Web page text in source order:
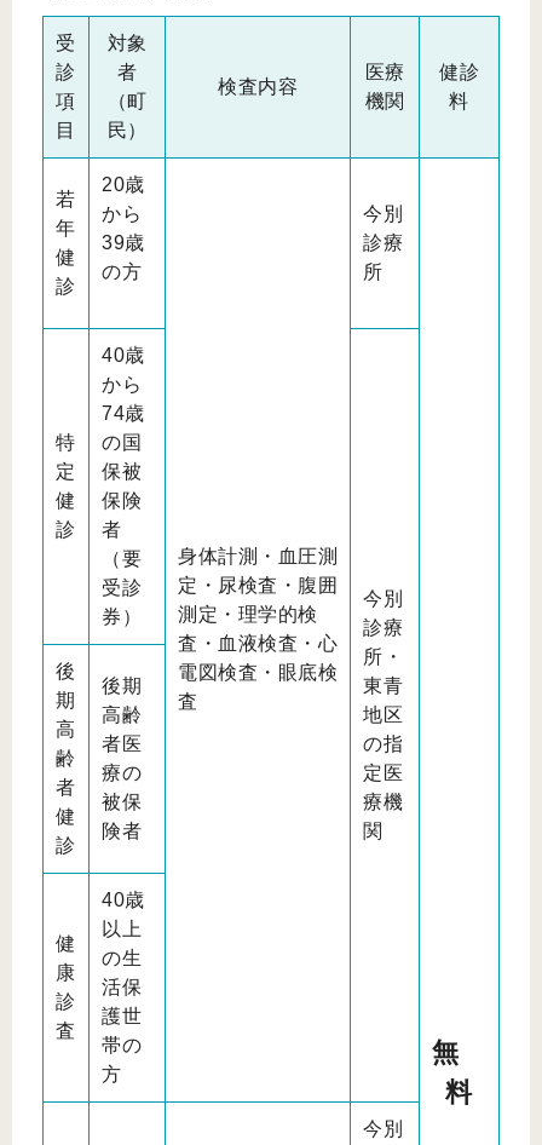
受
診
項
目
対象
者
（町
民）
検査内容
医療
機関
健診
料
若
年
健
診
20歳
から
39歳
の方
身体計測・血圧測
定・尿検査・腹囲
測定・理学的検
査・血液検査・心
電図検査・眼底検
査
今別
診療
所
無
料
特
定
健
診
40歳
から
74歳
の国
保被
保険
者
（要
受診
券）
今別
診療
所・
東青
地区
の指
定医
療機
関
後
期
高
齢
者
健
診
後期
高齢
者医
療の
被保
険者
健
康
診
査
40歳
以上
の生
活保
護世
帯の
方
今別